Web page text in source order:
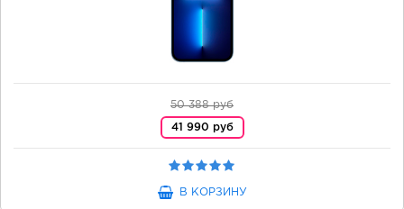
50 388 руб
41 990 руб
В КОРЗИНУ